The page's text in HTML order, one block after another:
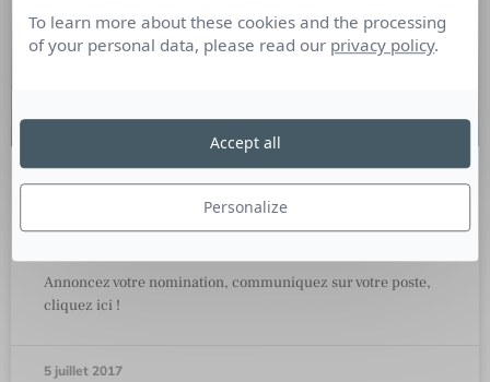
Nominations Communication du 29
juin au 05 juillet
Annoncez votre nomination, communiquez sur votre poste,
cliquez ici !
5 juillet 2017
To learn more about these cookies and the processing
of your personal data, please read our privacy policy.
Personalize
Accept all